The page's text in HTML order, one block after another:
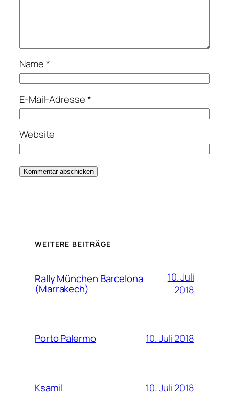
Name*
E-Mail-Adresse*
Website
WEITERE BEITRÄGE
Rally München Barcelona
(Marrakech)
10. Juli
2018
Porto Palermo 10. Juli 2018
Ksamil 10. Juli 2018